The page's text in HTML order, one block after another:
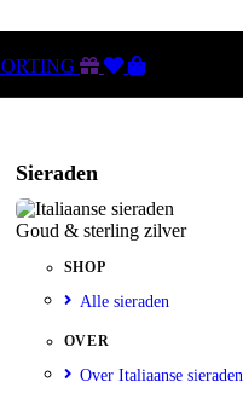
Gutscheine
Wunschliste
Warenkorb
Sieraden
Goud & sterling zilver
SHOP
Alle sieraden
OVER
Over Italiaanse sieraden